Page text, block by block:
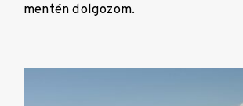
mentén dolgozom.